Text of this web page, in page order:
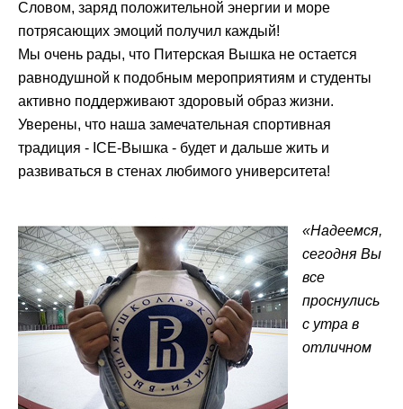
Словом, заряд положительной энергии и море
потрясающих эмоций получил каждый!
Мы очень рады, что Питерская Вышка не остается
равнодушной к подобным мероприятиям и студенты
активно поддерживают здоровый образ жизни.
Уверены, что наша замечательная спортивная
традиция - ICE-Вышка - будет и дальше жить и
развиваться в стенах любимого университета!
«Надеемся,
сегодня Вы
все
проснулись
с утра в
отличном